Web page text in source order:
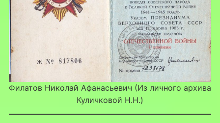
Филатов Николай Афанасьевич (Из личного архива
Куличковой Н.Н.)